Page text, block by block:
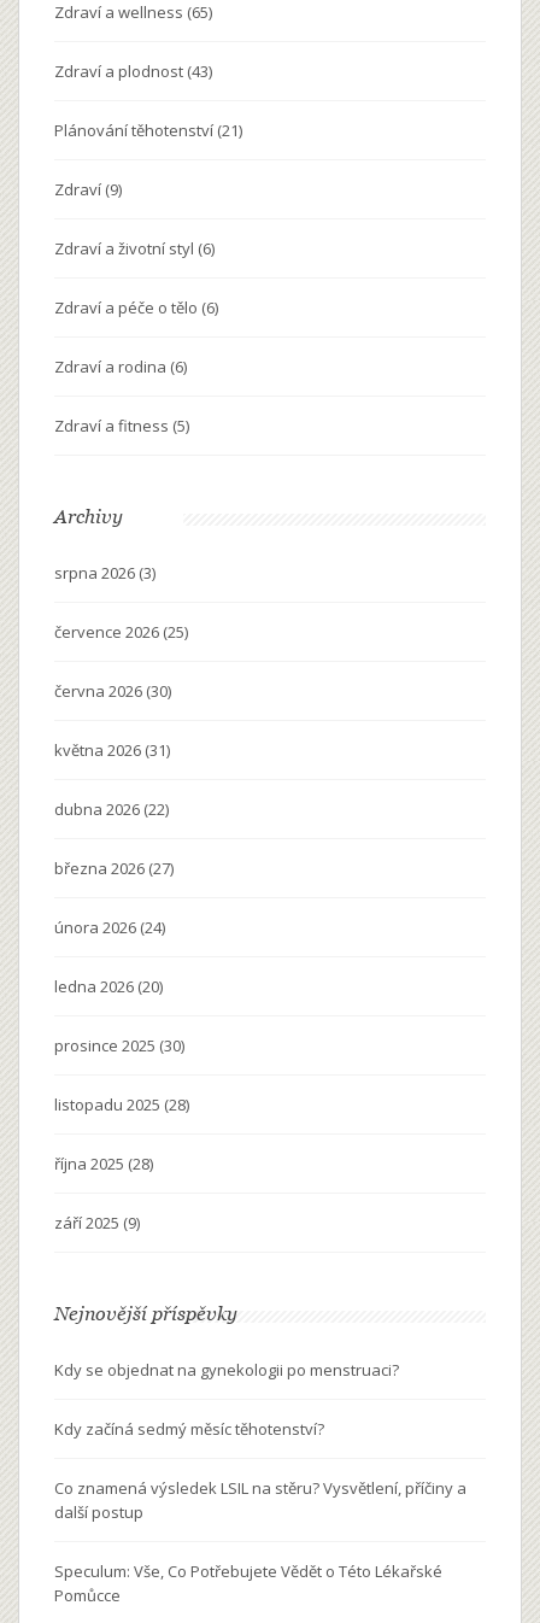
Zdraví a wellness (65)
Zdraví a plodnost (43)
Plánování těhotenství (21)
Zdraví (9)
Zdraví a životní styl (6)
Zdraví a péče o tělo (6)
Zdraví a rodina (6)
Zdraví a fitness (5)
Archivy
srpna 2026 (3)
července 2026 (25)
června 2026 (30)
května 2026 (31)
dubna 2026 (22)
března 2026 (27)
února 2026 (24)
ledna 2026 (20)
prosince 2025 (30)
listopadu 2025 (28)
října 2025 (28)
září 2025 (9)
Nejnovější příspěvky
Kdy se objednat na gynekologii po menstruaci?
Kdy začíná sedmý měsíc těhotenství?
Co znamená výsledek LSIL na stěru? Vysvětlení, příčiny a
další postup
Speculum: Vše, Co Potřebujete Vědět o Této Lékařské
Pomůcce